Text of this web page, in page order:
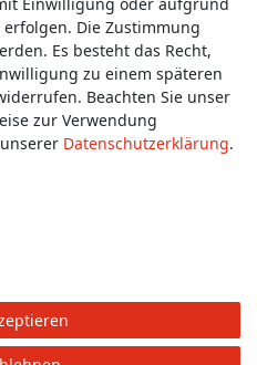
| Alle Rechte vorbehalten.
Die Zustimmung
Es besteht das Recht,
zu einem späteren
Beachten Sie unser
zur Verwendung
Daten­schutz­erklärung.